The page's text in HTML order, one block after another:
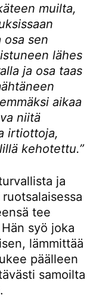
muilta,
sen
lähes
ja osa taas
aikaa
niitä
irtiottoja,
kehotettu.”
ja
tee
syö joka
lämmittää
päälleen
samoilta